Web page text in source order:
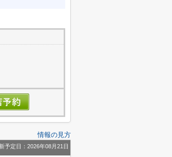
情報の見方
予定日：2026年08月21日